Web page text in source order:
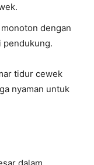
dengan
pendukung.
tidur cewek
nyaman untuk